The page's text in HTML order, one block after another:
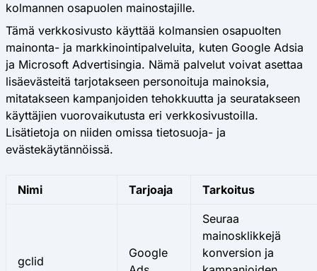
kolmannen osapuolen mainostajille.
Tämä verkkosivusto käyttää kolmansien osapuolten
mainonta- ja markkinointipalveluita, kuten Google Adsia
ja Microsoft Advertisingia. Nämä palvelut voivat asettaa
lisäevästeitä tarjotakseen personoituja mainoksia,
mitatakseen kampanjoiden tehokkuutta ja seuratakseen
käyttäjien vuorovaikutusta eri verkkosivustoilla.
Lisätietoja on niiden omissa tietosuoja- ja
evästekäytännöissä.
Nimi Tarjoaja Tarkoitus
gclid
Google
Seuraa
mainosklikkejä
konversion ja